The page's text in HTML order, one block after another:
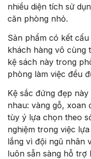
nhiều diện tích sử
căn phòng nhỏ.
Sản phẩm có kết
khách hàng vô cùng
kệ sách này trong
phòng làm việc đều
Kệ sắc đứng đẹp
nhau: vàng gỗ, xoan
tùy ý lựa chọn theo
nghiệm trong việc
lắng vì đội ngũ nhân
luôn sẵn sàng hỗ trợ